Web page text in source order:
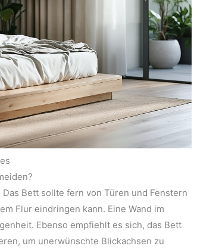
Bett sollte fern von Türen und Fenstern
Flur eindringen kann. Eine Wand im
Ebenso empfiehlt es sich, das Bett
um unerwünschte Blickachsen zu